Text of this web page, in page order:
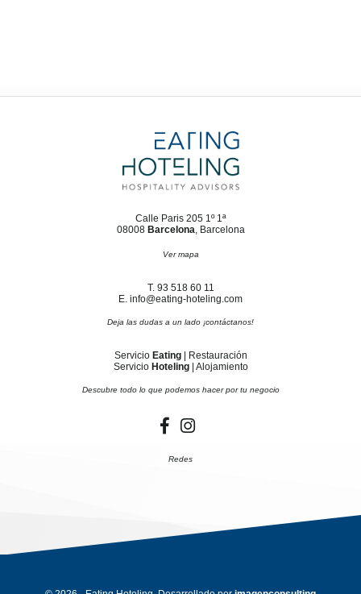
Calle Paris 205 1º 1ª
08008 Barcelona, Barcelona
Ver mapa
T. 93 518 60 11
E. info@eating-hoteling.com
Deja las dudas a un lado ¡contáctanos!
Servicio Eating| Restauración
Servicio Hoteling| Alojamiento
Descubre todo lo que podemos hacer por tu negocio
Redes